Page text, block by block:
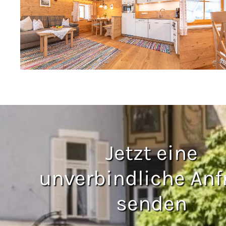
Jetzt eine
unverbindliche
senden